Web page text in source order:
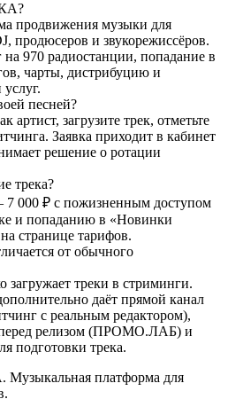
продвижения музыки для
продюсеров и звукорежиссёров.
970 радиостанции, попадание в
чарты, дистрибуцию и
песней?
артист, загрузите трек, отметьте
Заявка приходит в кабинет
решение о ротации
трека?
7 000 ₽ с пожизненным доступом
и попаданию в «Новинки
странице тарифов.
от обычного
загружает треки в стриминги.
даёт прямой канал
с реальным редактором),
перед релизом (ПРОМО.ЛАБ) и
подготовки трека.
платформа для